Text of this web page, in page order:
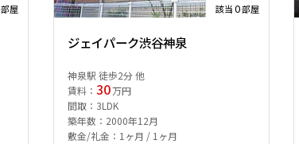
部屋 該当0部屋
ジェイパーク渋谷神泉
神泉駅 徒歩2分 他
賃料：30万円
間取：3LDK
築年数：2000年12月
敷金/礼金：1ヶ月 / 1ヶ月